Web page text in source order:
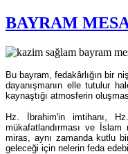
BAYRAM
Bu bayram, fedakârlığın bir
dayanışmanın elle tutulur
kaynaştığı atmosferin
Hz. İbrahim'in imtihanı,
mükafatlandırması ve İslam
miras, aynı zamanda kutlu
geleceği için nelerin feda